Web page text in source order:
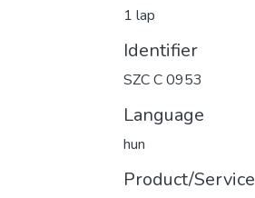
1 lap
Identifier
SZC C 0953
Language
hun
Product/Service